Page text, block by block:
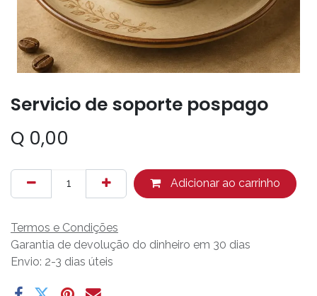
Servicio de soporte pospago
Q 0,00
Adicionar ao carrinho
Termos e Condições
Garantia de devolução do dinheiro em 30 dias
Envio: 2-3 dias úteis